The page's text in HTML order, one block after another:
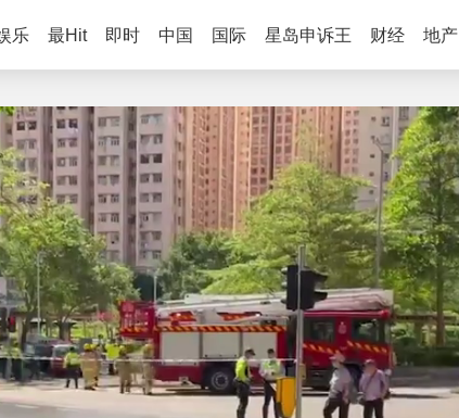
乐 最Hit 即时 中国 国际 星岛申诉王 财经 地产